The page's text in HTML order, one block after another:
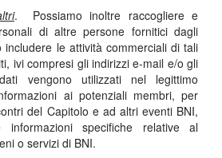
. Possiamo inoltre raccogliere e
di altre persone fornitici dagli
includere le attività commerciali di tali
ivi compresi gli indirizzi e-mail e/o gli
vengono utilizzati nel legittimo
ai potenziali membri, per
del Capitolo e ad altri eventi BNI,
informazioni specifiche relative al
o servizi di BNI.